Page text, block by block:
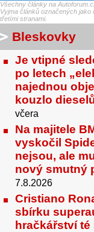
Všechny články na
Vyjma článků označených
třetími stranami.
Bleskovky
Je vtipné
po letech
najednou
kouzlo
včera
Na majitele
vyskočil
nejsou, ale
nový smutný
7.8.2026
Cristiano
sbírku
hračkářství